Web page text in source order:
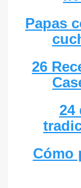
Papas
26
24
Cómo